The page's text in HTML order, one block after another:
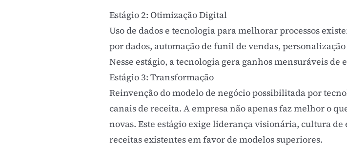
Estágio 2: Otimização Digital
Uso de dados e tecnologia para melhorar processos
por dados, automação de funil de vendas,
Nesse estágio, a tecnologia gera ganhos mensuráveis de
Estágio 3: Transformação
Reinvenção do modelo de negócio possibilitada por
canais de receita. A empresa não apenas faz melhor o
novas. Este estágio exige liderança visionária, cultura
receitas existentes em favor de modelos superiores.